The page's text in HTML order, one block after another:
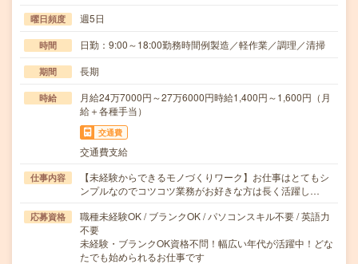
曜日頻度 週5日
時間 日勤：9:00～18:00勤務時間例製造／軽作業／調理／清掃
期間 長期
時給
月給24万7000円～27万6000円時給1,400円～1,600円（月
給＋各種手当）
交通費
交通費支給
仕事内容
【未経験からできるモノづくりワーク】お仕事はとてもシ
ンプルなのでコツコツ業務がお好きな方は長く活躍し…
応募資格
職種未経験OK / ブランクOK / パソコンスキル不要 / 英語力
不要
未経験・ブランクOK資格不問！幅広い年代が活躍中！どな
たでも始められるお仕事です